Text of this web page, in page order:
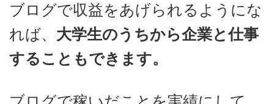
ブログで収益をあげられるようにな
れば、 大学生のうちから企業と仕事
することもできます。